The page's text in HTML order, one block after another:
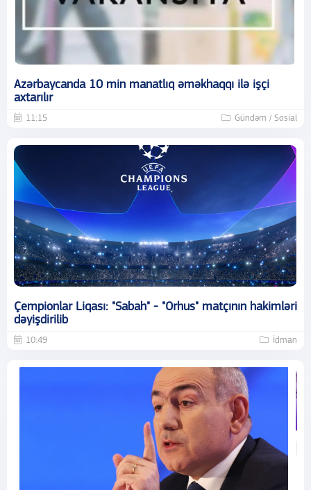
Azərbaycanda 10 min manatlıq əməkhaqqı ilə işçi
axtarılır
11:15 Gündəm / Sosial
Çempionlar Liqası: "Sabah" - "Orhus" matçının hakimləri
dəyişdirilib
10:49 İdman